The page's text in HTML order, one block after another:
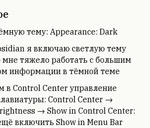
тему: Appearance: Dark
я включаю светлую тему
мне тяжело работать с большим
информации в тёмной теме
в Control Center управление
Control Center →
→ Show in Control Center:
включить Show in Menu Bar